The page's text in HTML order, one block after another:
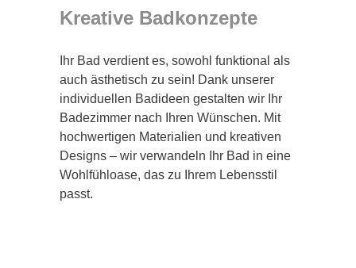
Kreative Badkonzepte
Ihr Bad verdient es, sowohl funktional als
auch ästhetisch zu sein! Dank unserer
individuellen Badideen gestalten wir Ihr
Badezimmer nach Ihren Wünschen. Mit
hochwertigen Materialien und kreativen
Designs – wir verwandeln Ihr Bad in eine
Wohlfühloase, das zu Ihrem Lebensstil
passt.